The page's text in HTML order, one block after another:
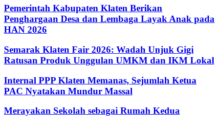
Pemerintah Kabupaten Klaten Berikan
Penghargaan Desa dan Lembaga Layak Anak pada
HAN 2026
Semarak Klaten Fair 2026: Wadah Unjuk Gigi
Ratusan Produk Unggulan UMKM dan IKM Lokal
Internal PPP Klaten Memanas, Sejumlah Ketua
PAC Nyatakan Mundur Massal
Merayakan Sekolah sebagai Rumah Kedua